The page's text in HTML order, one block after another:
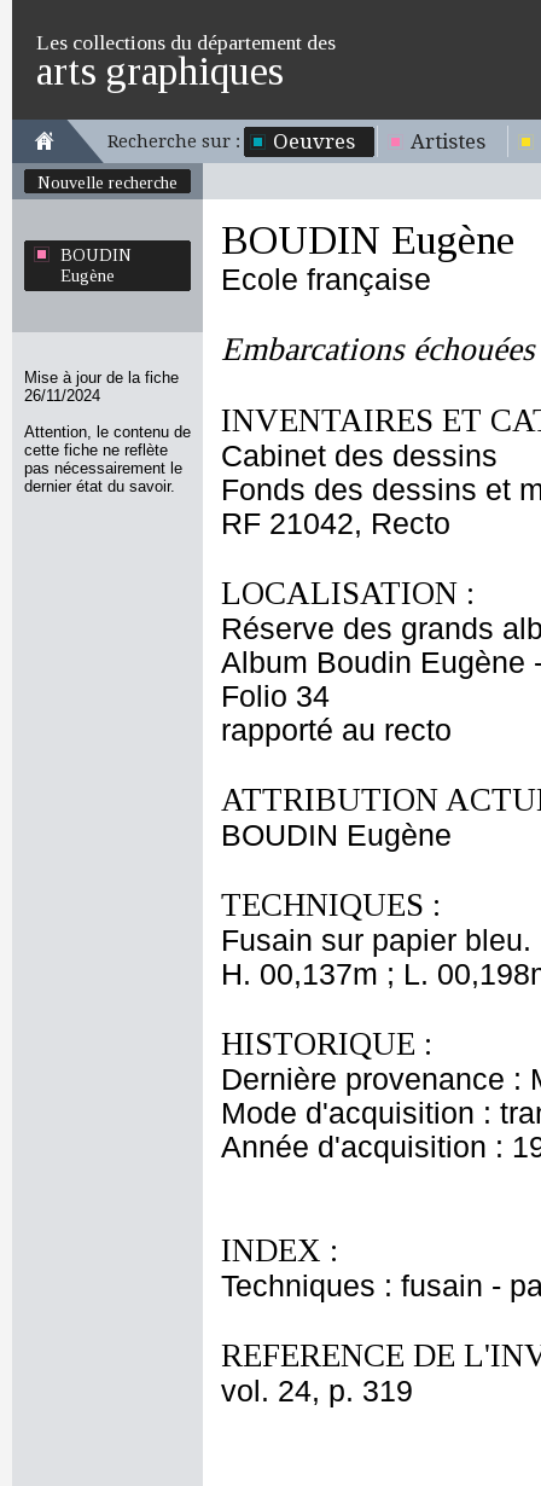
Les collections du département des
arts graphiques
Recherche sur : Oeuvres Artistes
Nouvelle recherche
BOUDIN
Eugène
Mise à jour de la fiche
26/11/2024
Attention, le contenu de
cette fiche ne reflète
pas nécessairement le
dernier état du savoir.
BOUDIN Eugène
Ecole française
Embarcations
INVENTAIRES ET
Cabinet des dessins
Fonds des dessins et
RF 21042, Recto
LOCALISATION :
Réserve des grands
Album Boudin Eugène
Folio 34
rapporté au recto
ATTRIBUTION
BOUDIN Eugène
TECHNIQUES :
Fusain sur papier bleu.
H. 00,137m ; L.
HISTORIQUE :
Dernière provenance :
Mode d'acquisition :
Année d'acquisition :
INDEX :
Techniques : fusain -
REFERENCE DE
vol. 24, p. 319